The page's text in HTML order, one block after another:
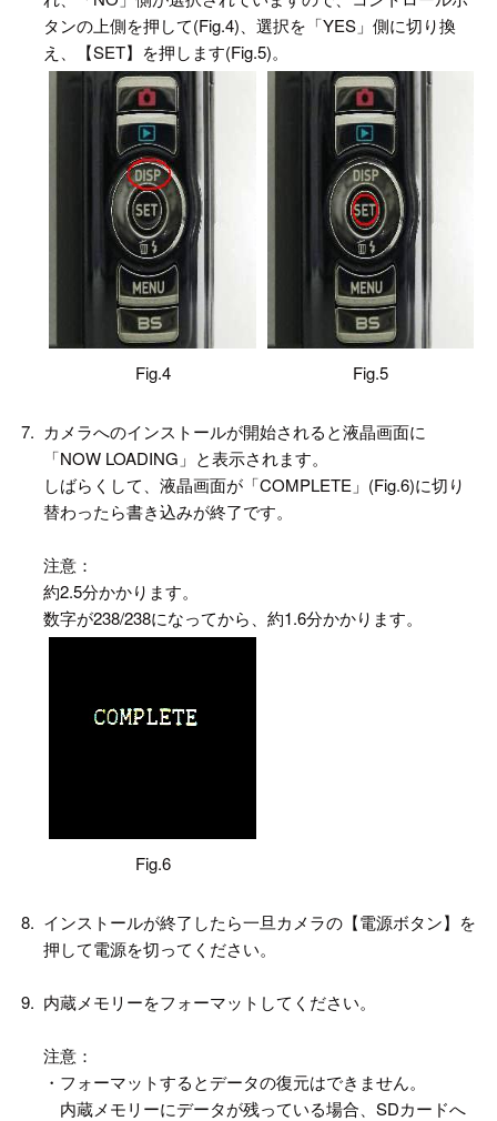
タンの上側を押して(Fig.4)、選択を「YES」側に切り換
え、【SET】を押します(Fig.5)。
Fig.4 Fig.5
7. カメラへのインストールが開始されると液晶画面に
「NOW LOADING」と表示されます。
しばらくして、液晶画面が「COMPLETE」(Fig.6)に切り
替わったら書き込みが終了です。
注意：
約2.5分かかります。
数字が238/238になってから、約1.6分かかります。
Fig.6
8. インストールが終了したら一旦カメラの【電源ボタン】を
押して電源を切ってください。
9. 内蔵メモリーをフォーマットしてください。
注意：
・ フォーマットするとデータの復元はできません。
内蔵メモリーにデータが残っている場合、SDカードへ